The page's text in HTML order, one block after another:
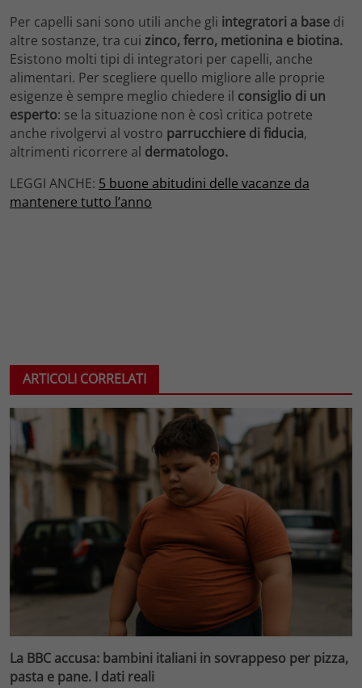
Per capelli sani sono utili anche gli integratori a base di
altre sostanze, tra cui zinco, ferro, metionina e biotina.
Esistono molti tipi di integratori per capelli, anche
alimentari. Per scegliere quello migliore alle proprie
esigenze è sempre meglio chiedere il consiglio di un
esperto: se la situazione non è così critica potrete
anche rivolgervi al vostro parrucchiere di fiducia,
altrimenti ricorrere al dermatologo.
LEGGI ANCHE: 5 buone abitudini delle vacanze da
mantenere tutto l’anno
ARTICOLI CORRELATI
La BBC accusa: bambini italiani in sovrappeso per pizza,
pasta e pane. I dati reali